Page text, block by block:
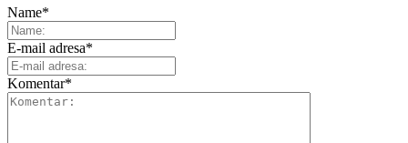
Name*
E-mail adresa*
Komentar*